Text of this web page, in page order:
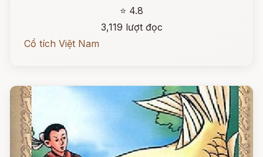
⭐ 4.8
3,119 lượt đọc
Cổ tích Việt Nam